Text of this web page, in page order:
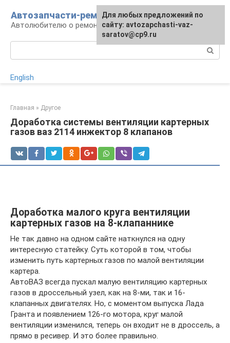
контенту
Автозапчасти-ремонт
Автолюбителю о ремонте машины
English
Главная » Другое
Доработка системы вентиляции картерных
газов ваз 2114 инжектор 8 клапанов
Доработка малого круга вентиляции
картерных газов на 8-клапаннике
Не так давно на одном сайте наткнулся на одну
интересную статейку. Суть которой в том, чтобы
изменить путь картерных газов по малой вентиляции
картера.
АвтоВАЗ всегда пускал малую вентиляцию картерных
газов в дроссельный узел, как на 8-ми, так и 16-
клапанных двигателях. Но, с моментом выпуска Лада
Гранта и появлением 126-го мотора, круг малой
вентиляции изменился, теперь он входит не в дроссель, а
прямо в ресивер. И это более правильно.
Для любых предложений по
сайту: avtozapchasti-vaz-
saratov@cp9.ru